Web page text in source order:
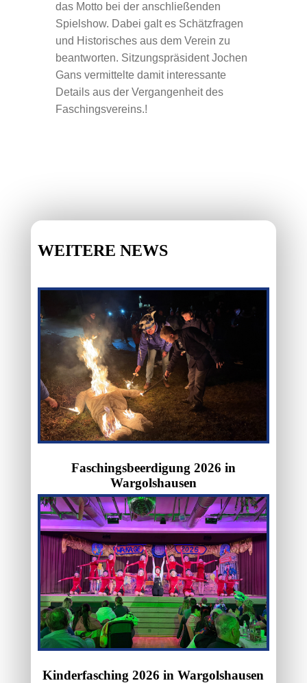
das Motto bei der anschließenden
Spielshow. Dabei galt es Schätzfragen
und Historisches aus dem Verein zu
beantworten. Sitzungspräsident Jochen
Gans vermittelte damit interessante
Details aus der Vergangenheit des
Faschingsvereins.!
WEITERE NEWS
Faschingsbeerdigung 2026 in
Wargolshausen
Kinderfasching 2026 in Wargolshausen